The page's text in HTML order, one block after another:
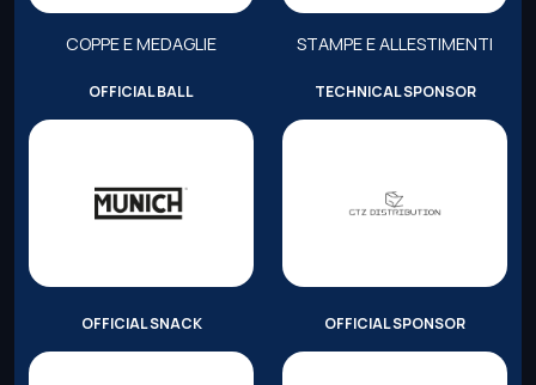
COPPE E MEDAGLIE STAMPE E ALLESTIMENTI
OFFICIAL BALL TECHNICAL SPONSOR
OFFICIAL SNACK OFFICIAL SPONSOR